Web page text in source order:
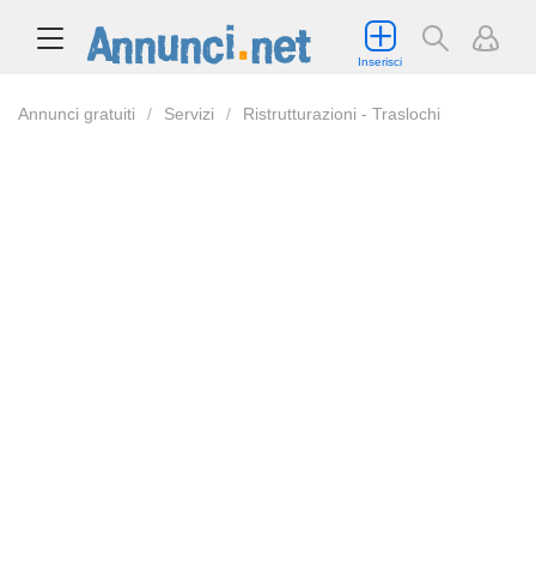
Inserisci
Annunci gratuiti Servizi Ristrutturazioni - Traslochi